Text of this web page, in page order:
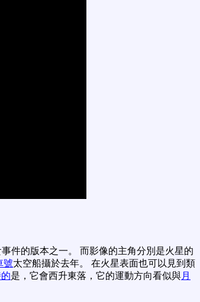
件的版本之一。 而影像的主角分別是火星的
號太空船攝於去年。 在火星表面也可以見到類
是，它會西升東落，它的運動方向看似與月